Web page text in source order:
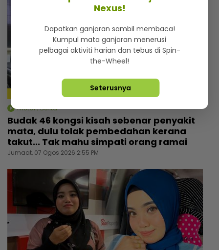
mStar | Berita
Budak 46 kongsi kisah sebenar penyakit
mata, dulu tolak pembedahan kerana
takut... Tak mahu simpati orang ramai
Jumaat, 07 Ogos 2026 2:55 PM
Nexus!
Dapatkan ganjaran sambil membaca!
Kumpul mata ganjaran menerusi
pelbagai aktiviti harian dan tebus di Spin-
the-Wheel!
Seterusnya